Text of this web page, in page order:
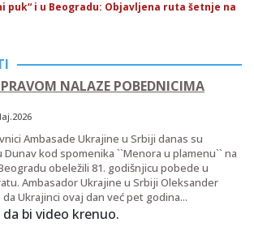
puk“ i u Beogradu: Objavljena ruta šetnje na
PRAVOM NALAZE POBEDNICIMA
Ambasade Ukrajine u Srbiji danas su
kod spomenika ``Menora u plamenu`` na
obeležili 81. godišnjicu pobede u
Ambasador Ukrajine u Srbiji Oleksander
Ukrajinci ovaj dan već pet godina...
bi video krenuo.